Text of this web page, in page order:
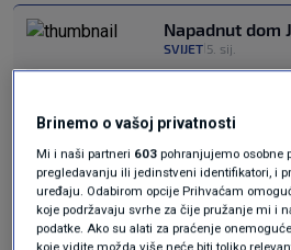
Napadnut dom
SVIJET 5. sij.
SVIJET|22. pro.
Prema izvješću o uhićenju,
vidio je DeFoora kako ulazi
Brinemo o vašoj privatnosti
Mi i naši partneri 603 pohranjujemo osobne
pregledavanju ili jedinstveni identifikatori, i
uređaju. Odabirom opcije Prihvaćam
koje podržavaju svrhe za čije pružanje mi i
podatke. Ako su alati za praćenje
koje vidite možda više neće biti toliko